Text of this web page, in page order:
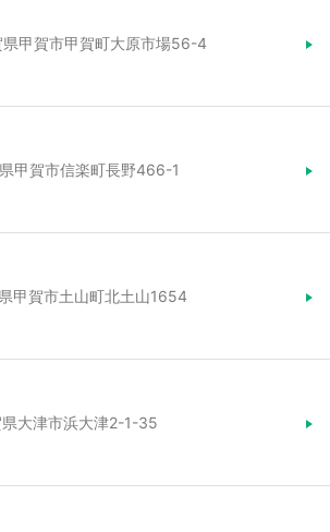
甲賀市甲賀町大原市場56-4
甲賀市信楽町長野466-1
甲賀市土山町北土山1654
大津市浜大津2-1-35